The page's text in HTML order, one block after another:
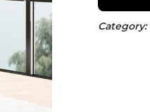
Category: